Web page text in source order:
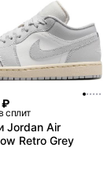
₽
в сплит
Jordan Air
Retro Grey